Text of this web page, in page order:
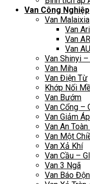
Van Công Nghiệp
Van Malaixia
Van
Van
Van
Van Shinyi
Van Miha
Van Điện Từ
Khớp Nối
Van Bướm
Van Cổng –
Van Giảm
Van An
Van Một
Van Xả Khí
Van Cầu –
Van 3 Ngã
Van Báo